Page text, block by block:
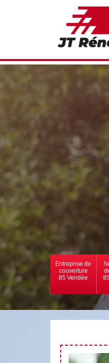
Entreprise de
couverture
85 Vendée